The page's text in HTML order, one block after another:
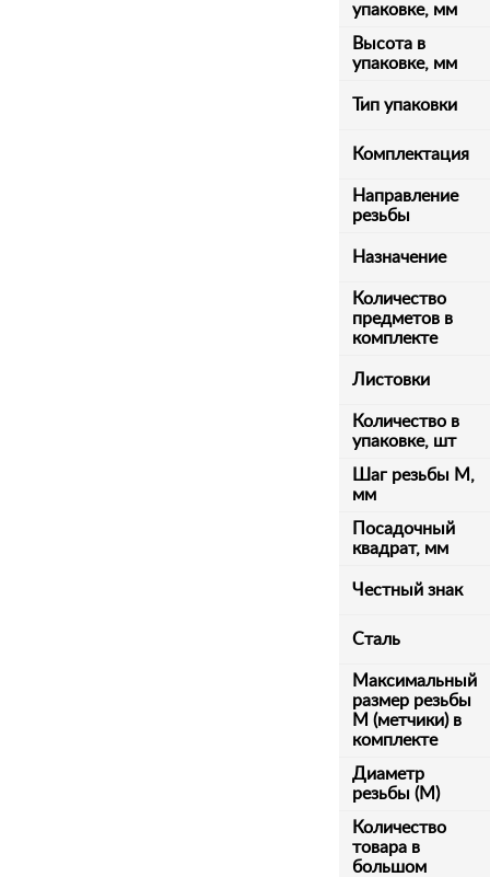
упаковке, мм
Высота в
упаковке, мм
Тип упаковки
Комплектация
Направление
резьбы
Назначение
Количество
предметов в
комплекте
Листовки
Количество в
упаковке, шт
Шаг резьбы М,
мм
Посадочный
квадрат, мм
Честный знак
Сталь
Максимальный
размер резьбы
М (метчики) в
комплекте
Диаметр
резьбы (М)
Количество
товара в
большом